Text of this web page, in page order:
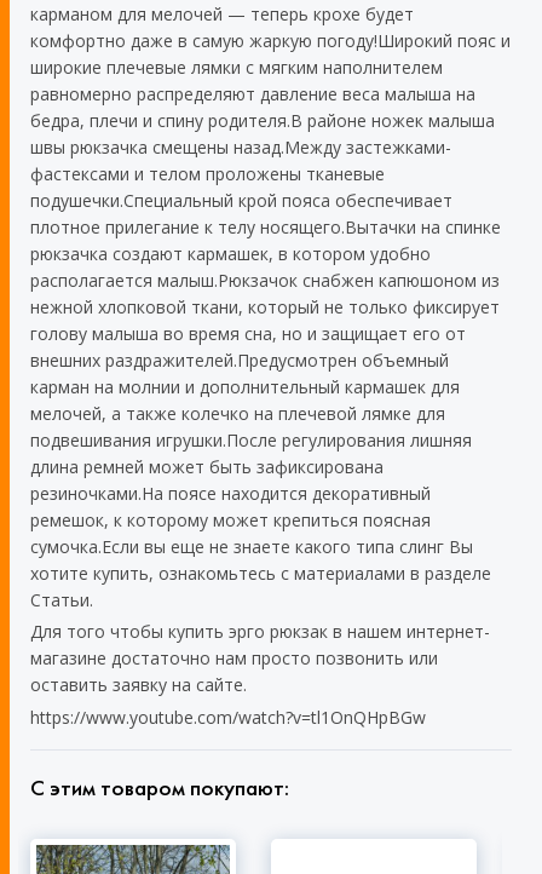
карманом для мелочей — теперь крохе будет
комфортно даже в самую жаркую погоду!Широкий пояс и
широкие плечевые лямки с мягким наполнителем
равномерно распределяют давление веса малыша на
бедра, плечи и спину родителя.В районе ножек малыша
швы рюкзачка смещены назад.Между застежками-
фастексами и телом проложены тканевые
подушечки.Специальный крой пояса обеспечивает
плотное прилегание к телу носящего.Вытачки на спинке
рюкзачка создают кармашек, в котором удобно
располагается малыш.Рюкзачок снабжен капюшоном из
нежной хлопковой ткани, который не только фиксирует
голову малыша во время сна, но и защищает его от
внешних раздражителей.Предусмотрен объемный
карман на молнии и дополнительный кармашек для
мелочей, а также колечко на плечевой лямке для
подвешивания игрушки.После регулирования лишняя
длина ремней может быть зафиксирована
резиночками.На поясе находится декоративный
ремешок, к которому может крепиться поясная
сумочка.Если вы еще не знаете какого типа слинг Вы
хотите купить, ознакомьтесь с материалами в разделе
Статьи.
Для того чтобы купить эрго рюкзак в нашем интернет-
магазине достаточно нам просто позвонить или
оставить заявку на сайте.
https://www.youtube.com/watch?v=tl1OnQHpBGw
С этим товаром покупают: